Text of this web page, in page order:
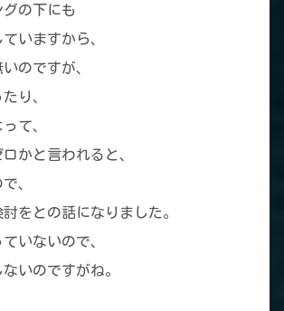
の下にも
いますから、
のですが、
り、
て、
かと言われると、
、
をとの話になりました。
いないので、
いのですがね。